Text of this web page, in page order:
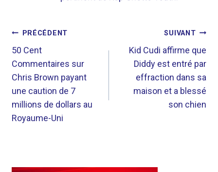
NAVIGATION
DE
L’ARTICLE
PRÉCÉDENT
50 Cent
Commentaires sur
Chris Brown payant
une caution de 7
millions de dollars au
Royaume-Uni
SUIVANT
Kid Cudi affirme que
Diddy est entré par
effraction dans sa
maison et a blessé
son chien